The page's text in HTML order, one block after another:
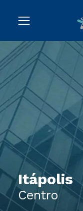
Itápolis
Centro